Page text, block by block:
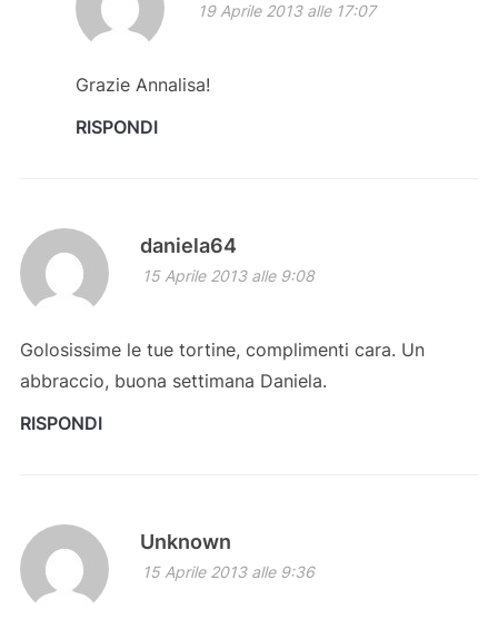
19 Aprile 2013 alle 17:07
Grazie Annalisa!
RISPONDI
daniela64
15 Aprile 2013 alle 9:08
Golosissime le tue tortine, complimenti cara. Un
abbraccio, buona settimana Daniela.
RISPONDI
Unknown
15 Aprile 2013 alle 9:36